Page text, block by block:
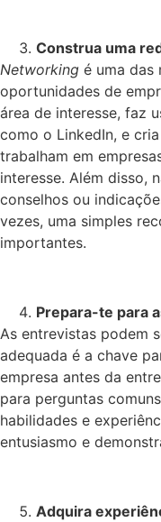
Construa uma
Networking é uma das
oportunidades de
área de interesse, faz
como o LinkedIn, e
trabalham em
interesse. Além disso,
conselhos ou
vezes, uma simples
importantes.
Prepara-te para
As entrevistas podem
adequada é a chave
empresa antes da
para perguntas
habilidades e
entusiasmo e
Adquira